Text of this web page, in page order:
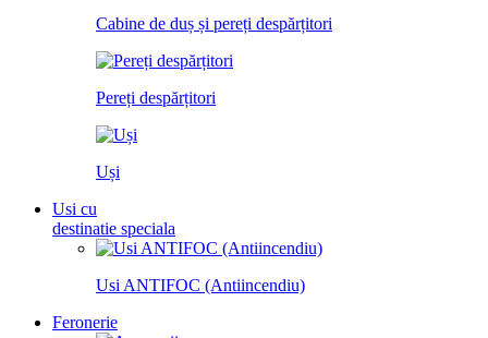
Cabine de duș și pereți despărțitori
Pereți despărțitori
Uși
Usi cu
destinatie speciala
Usi ANTIFOC (Antiincendiu)
Feronerie